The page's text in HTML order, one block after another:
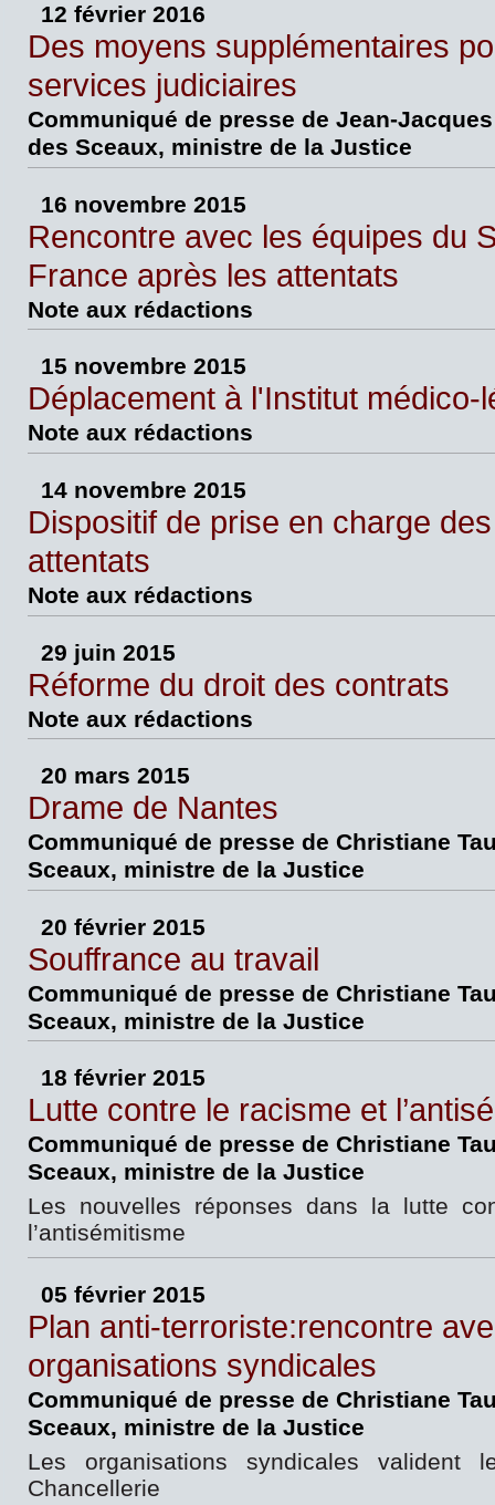
12 février 2016
Des moyens supplémentaires
services judiciaires
Communiqué de presse de Jean-
des Sceaux, ministre de la Justice
16 novembre 2015
Rencontre avec les équipes du
France après les attentats
Note aux rédactions
15 novembre 2015
Déplacement à l'Institut médico-
Note aux rédactions
14 novembre 2015
Dispositif de prise en charge
attentats
Note aux rédactions
29 juin 2015
Réforme du droit des contrats
Note aux rédactions
20 mars 2015
Drame de Nantes
Communiqué de presse de Christiane
Sceaux, ministre de la Justice
20 février 2015
Souffrance au travail
Communiqué de presse de Christiane
Sceaux, ministre de la Justice
18 février 2015
Lutte contre le racisme et
Communiqué de presse de Christiane
Sceaux, ministre de la Justice
Les nouvelles réponses dans la lutte
l’antisémitisme
05 février 2015
Plan anti-terroriste:rencontre
organisations syndicales
Communiqué de presse de Christiane
Sceaux, ministre de la Justice
Les organisations syndicales valident
Chancellerie